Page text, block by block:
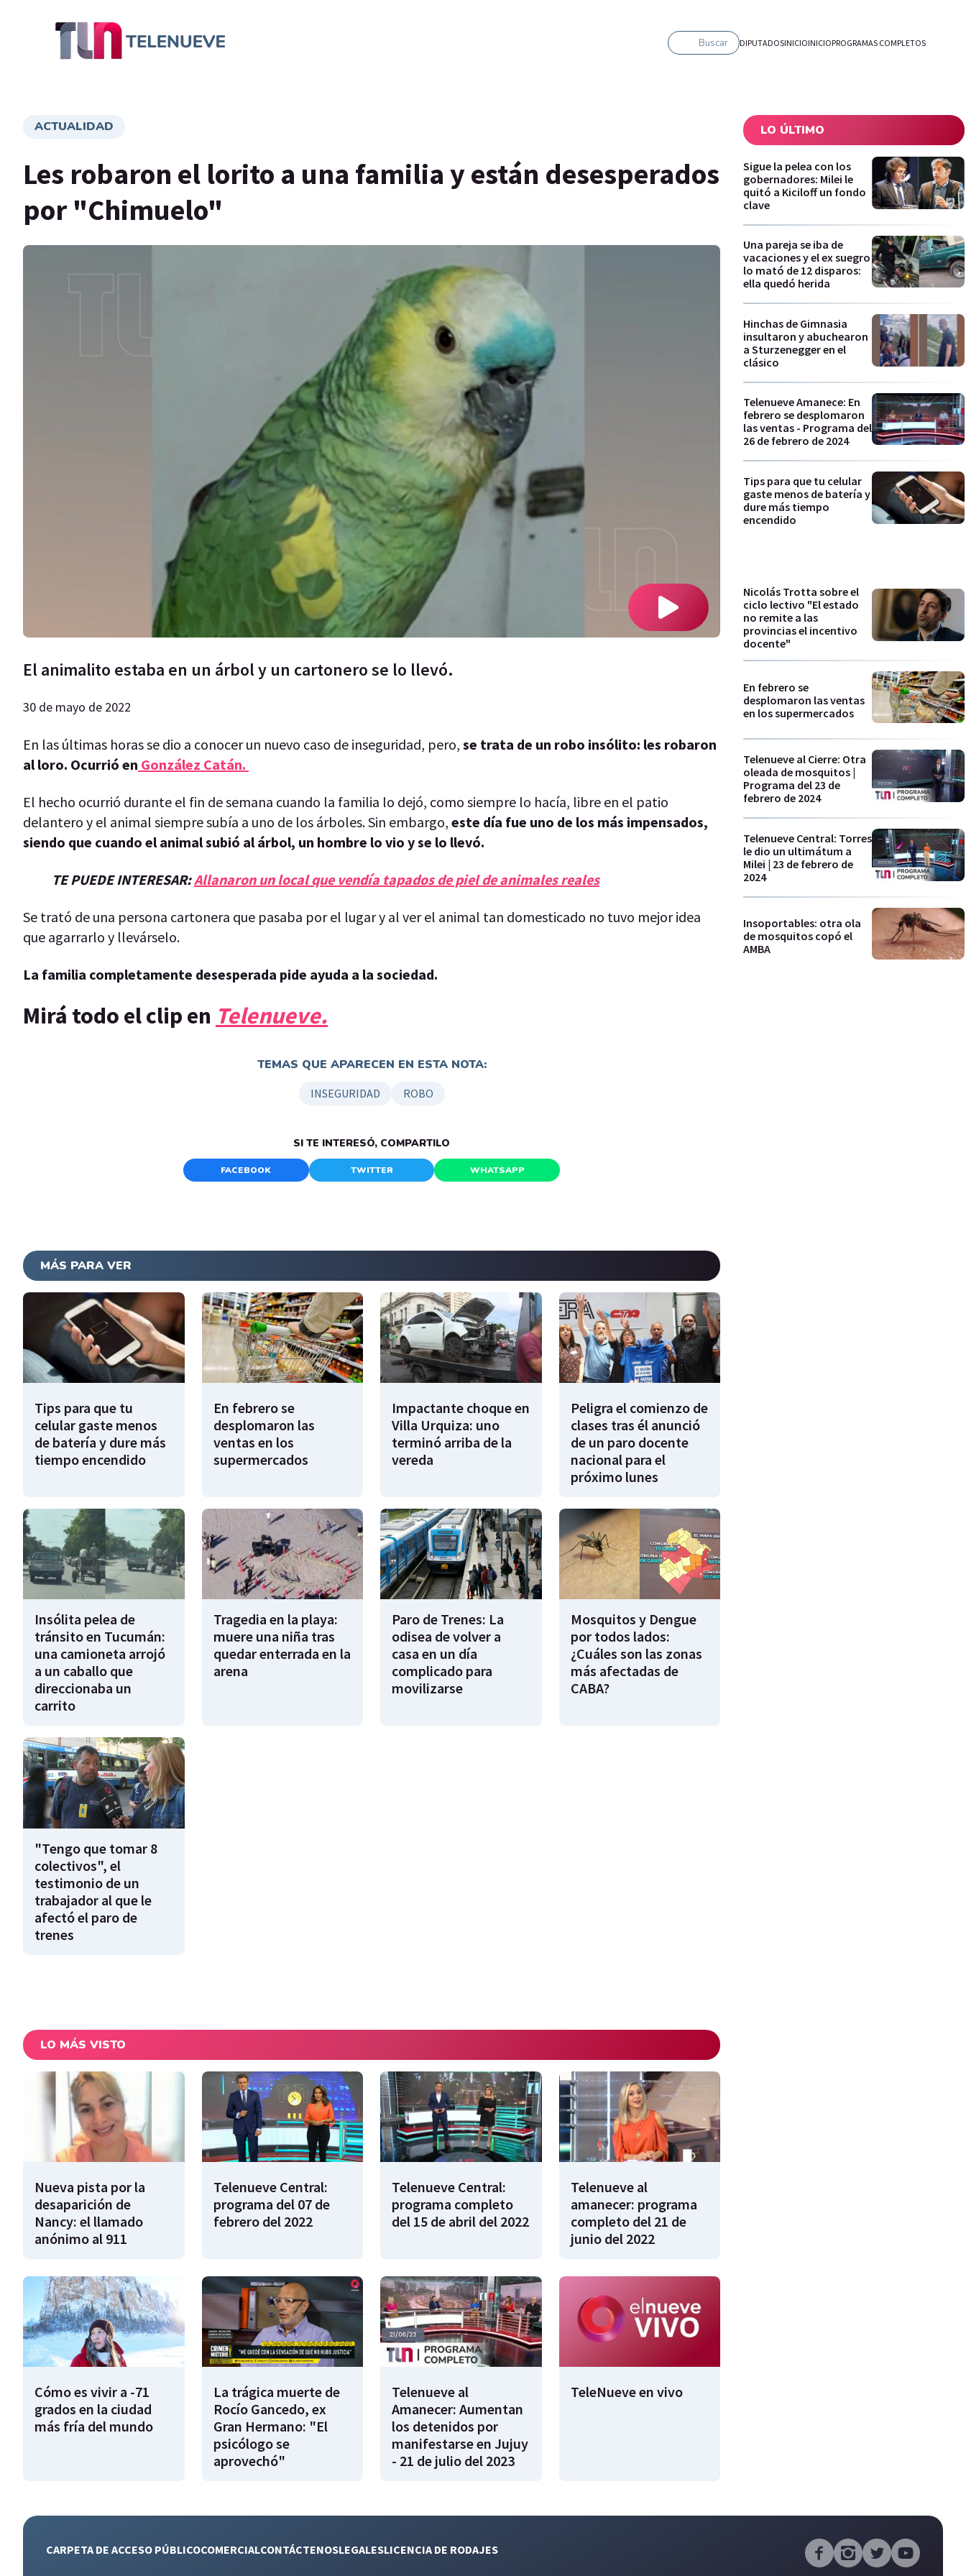
Buscar DIPUTADOSINICIOINICIOPROGRAMAS COMPLETOS
ACTUALIDAD
Les robaron el lorito a una familia y están desesperados
por "Chimuelo"
El animalito estaba en un árbol y un cartonero se lo llevó.
30 de mayo de 2022
En las últimas horas se dio a conocer un nuevo caso de inseguridad, pero, se trata de un robo insólito: les robaron
al loro. Ocurrió en González Catán.
El hecho ocurrió durante el fin de semana cuando la familia lo dejó, como siempre lo hacía, libre en el patio
delantero y el animal siempre subía a uno de los árboles. Sin embargo, este día fue uno de los más impensados,
siendo que cuando el animal subió al árbol, un hombre lo vio y se lo llevó.
TE PUEDE INTERESAR:Allanaron un local que vendía tapados de piel de animales reales
Se trató de una persona cartonera que pasaba por el lugar y al ver el animal tan domesticado no tuvo mejor idea
que agarrarlo y llevárselo.
La familia completamente desesperada pide ayuda a la sociedad.
Mirá todo el clip en Telenueve.
TEMAS QUE APARECEN EN ESTA NOTA:
INSEGURIDAD ROBO
SI TE INTERESÓ, COMPARTILO
FACEBOOK TWITTER WHATSAPP
MÁS PARA VER
Tips para que tu
celular gaste menos
de batería y dure más
tiempo encendido
En febrero se
desplomaron las
ventas en los
supermercados
Impactante choque en
Villa Urquiza: uno
terminó arriba de la
vereda
Peligra el comienzo de
clases tras él anunció
de un paro docente
nacional para el
próximo lunes
Insólita pelea de
tránsito en Tucumán:
una camioneta arrojó
a un caballo que
direccionaba un
carrito
Tragedia en la playa:
muere una niña tras
quedar enterrada en la
arena
Paro de Trenes: La
odisea de volver a
casa en un día
complicado para
movilizarse
Mosquitos y Dengue
por todos lados:
¿Cuáles son las zonas
más afectadas de
CABA?
"Tengo que tomar 8
colectivos", el
testimonio de un
trabajador al que le
afectó el paro de
trenes
LO MÁS VISTO
Nueva pista por la
desaparición de
Nancy: el llamado
anónimo al 911
Telenueve Central:
programa del 07 de
febrero del 2022
Telenueve Central:
programa completo
del 15 de abril del 2022
Telenueve al
amanecer: programa
completo del 21 de
junio del 2022
Cómo es vivir a -71
grados en la ciudad
más fría del mundo
La trágica muerte de
Rocío Gancedo, ex
Gran Hermano: "El
psicólogo se
aprovechó"
Telenueve al
Amanecer: Aumentan
los detenidos por
manifestarse en Jujuy
- 21 de julio del 2023
TeleNueve en vivo
LO ÚLTIMO
Sigue la pelea con los
gobernadores: Milei le
quitó a Kiciloff un fondo
clave
Una pareja se iba de
vacaciones y el ex suegro
lo mató de 12 disparos:
ella quedó herida
Hinchas de Gimnasia
insultaron y abuchearon
a Sturzenegger en el
clásico
Telenueve Amanece: En
febrero se desplomaron
las ventas - Programa del
26 de febrero de 2024
Tips para que tu celular
gaste menos de batería y
dure más tiempo
encendido
Nicolás Trotta sobre el
ciclo lectivo "El estado
no remite a las
provincias el incentivo
docente"
En febrero se
desplomaron las ventas
en los supermercados
Telenueve al Cierre: Otra
oleada de mosquitos |
Programa del 23 de
febrero de 2024
Telenueve Central: Torres
le dio un ultimátum a
Milei | 23 de febrero de
2024
Insoportables: otra ola
de mosquitos copó el
AMBA
CARPETA DE ACCESO PÚBLICOCOMERCIALCONTÁCTENOSLEGALESLICENCIA DE RODAJES